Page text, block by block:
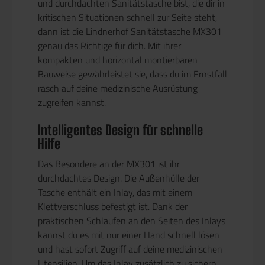
kritischen Situationen schnell zur Seite steht,
dann ist die Lindnerhof Sanitätstasche MX301
genau das Richtige für dich. Mit ihrer
kompakten und horizontal montierbaren
Bauweise gewährleistet sie, dass du im Ernstfall
rasch auf deine medizinische Ausrüstung
zugreifen kannst.
Intelligentes Design für schnelle
Hilfe
Das Besondere an der MX301 ist ihr
durchdachtes Design. Die Außenhülle der
Tasche enthält ein Inlay, das mit einem
Klettverschluss befestigt ist. Dank der
praktischen Schlaufen an den Seiten des Inlays
kannst du es mit nur einer Hand schnell lösen
und hast sofort Zugriff auf deine medizinischen